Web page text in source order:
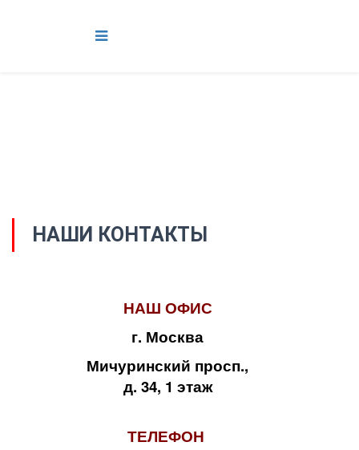
НАШИ КОНТАКТЫ
НАШ ОФИС
г. Москва
Мичуринский просп.,
д. 34, 1 этаж
ТЕЛЕФОН